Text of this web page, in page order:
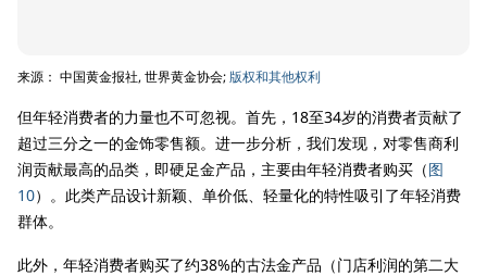
来源： 中国黄金报社, 世界黄金协会;版权和其他权利
但年轻消费者的力量也不可忽视。首先，18至34岁的消费者贡献了
超过三分之一的金饰零售额。进一步分析，我们发现，对零售商利
润贡献最高的品类，即硬足金产品，主要由年轻消费者购买（图
10）。此类产品设计新颖、单价低、轻量化的特性吸引了年轻消费
群体。
此外，年轻消费者购买了约38%的古法金产品（门店利润的第二大